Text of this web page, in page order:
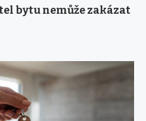
bytu nemůže zakázat